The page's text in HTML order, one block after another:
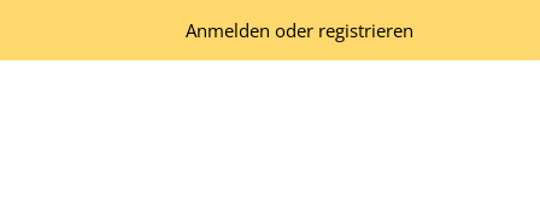
Anmelden oder registrieren